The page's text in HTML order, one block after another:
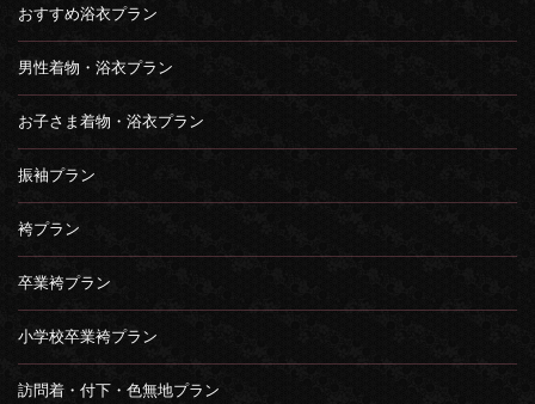
おすすめ浴衣プラン
男性着物・浴衣プラン
お子さま着物・浴衣プラン
振袖プラン
袴プラン
卒業袴プラン
小学校卒業袴プラン
訪問着・付下・色無地プラン